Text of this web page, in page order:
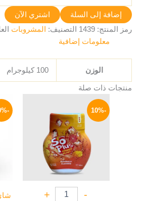
إضافة إلى السلة
اشتري الآن
رمز المنتج: 1439 التصنيف: المشروبات
معلومات إضافية
الوزن 100 كيلوجرام
منتجات ذات صلة
-10%
-
+
هو:
100 EGP.
هو:
90 EGP.
-20%
من